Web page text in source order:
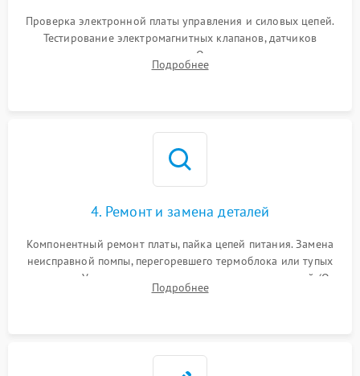
Проверка электронной платы управления и силовых цепей.
Тестирование электромагнитных клапанов, датчиков
температуры и расходомера. Оценка степени износа
жерновов кофемолки, уплотнительных колец гидросистемы
Подробнее
4. Ремонт и замена деталей
Компонентный ремонт платы, пайка цепей питания. Замена
неисправной помпы, перегоревшего термоблока или тупых
жерновов. Установка новых силиконовых уплотнителей (O-
ring) и тефлоновых трубок для надежного устранения
Подробнее